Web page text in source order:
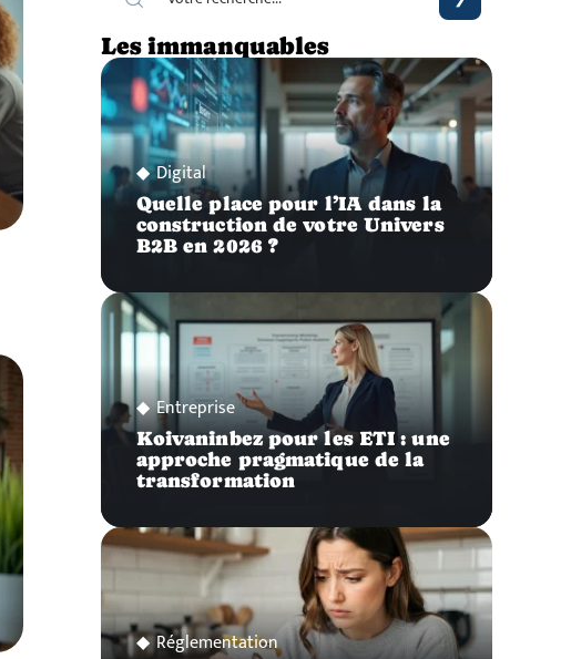
Les immanquables
Digital
Quelle place pour l’IA dans la
construction de votre Univers
B2B en 2026 ?
Entreprise
Koivaninbez pour les ETI : une
approche pragmatique de la
transformation
Réglementation